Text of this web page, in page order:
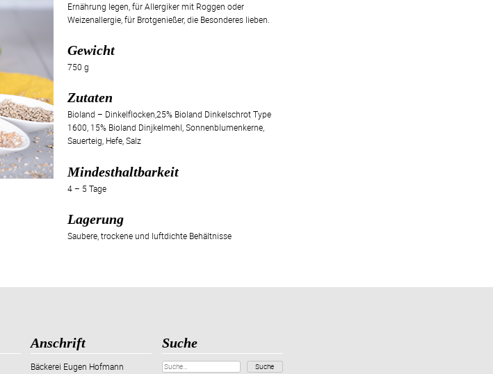
Ernährung legen, für Allergiker mit Roggen oder
Weizenallergie, für Brotgenießer, die Besonderes lieben.
Gewicht
750 g
Zutaten
Bioland – Dinkelflocken,25% Bioland Dinkelschrot Type
1600, 15% Bioland Dinjkelmehl, Sonnenblumenkerne,
Sauerteig, Hefe, Salz
Mindesthaltbarkeit
4 – 5 Tage
Lagerung
Saubere, trockene und luftdichte Behältnisse
Anschrift
Bäckerei Eugen Hofmann
Suche
Suche